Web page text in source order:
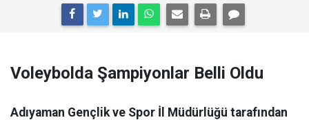
Voleybolda Şampiyonlar Belli Oldu
Adıyaman Gençlik ve Spor İl Müdürlüğü tarafından